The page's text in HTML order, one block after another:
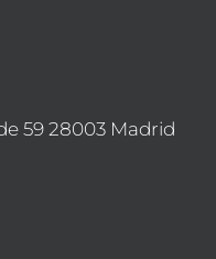
59 28003 Madrid